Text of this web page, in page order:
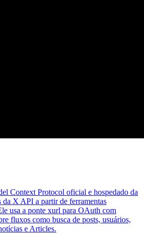
Context Protocol oficial e hospedado da
da X API a partir de ferramentas
usa a ponte xurl para OAuth com
fluxos como busca de posts, usuários,
e Articles.